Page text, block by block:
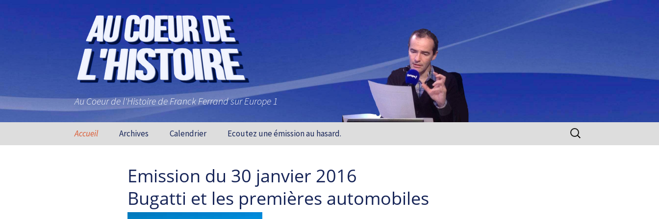
Au Coeur de l'Histoire de Franck Ferrand sur Europe 1
Aller au contenu principal
Accueil Archives Calendrier Ecoutez une émission au hasard. Rechercher :
Emission du 30 janvier 2016
Bugatti et les premières automobiles